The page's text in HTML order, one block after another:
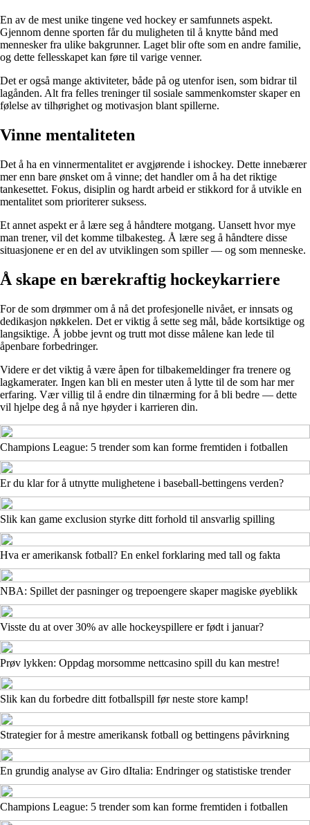
En av de mest unike tingene ved hockey er samfunnets aspekt.
Gjennom denne sporten får du muligheten til å knytte bånd med
mennesker fra ulike bakgrunner. Laget blir ofte som en andre familie,
og dette fellesskapet kan føre til varige venner.
Det er også mange aktiviteter, både på og utenfor isen, som bidrar til
lagånden. Alt fra felles treninger til sosiale sammenkomster skaper en
følelse av tilhørighet og motivasjon blant spillerne.
Vinne mentaliteten
Det å ha en vinnermentalitet er avgjørende i ishockey. Dette innebærer
mer enn bare ønsket om å vinne; det handler om å ha det riktige
tankesettet. Fokus, disiplin og hardt arbeid er stikkord for å utvikle en
mentalitet som prioriterer suksess.
Et annet aspekt er å lære seg å håndtere motgang. Uansett hvor mye
man trener, vil det komme tilbakesteg. Å lære seg å håndtere disse
situasjonene er en del av utviklingen som spiller — og som menneske.
Å skape en bærekraftig hockeykarriere
For de som drømmer om å nå det profesjonelle nivået, er innsats og
dedikasjon nøkkelen. Det er viktig å sette seg mål, både kortsiktige og
langsiktige. Å jobbe jevnt og trutt mot disse målene kan lede til
åpenbare forbedringer.
Videre er det viktig å være åpen for tilbakemeldinger fra trenere og
lagkamerater. Ingen kan bli en mester uten å lytte til de som har mer
erfaring. Vær villig til å endre din tilnærming for å bli bedre — dette
vil hjelpe deg å nå nye høyder i karrieren din.
Champions League: 5 trender som kan forme fremtiden i fotballen
Er du klar for å utnytte mulighetene i baseball-bettingens verden?
Slik kan game exclusion styrke ditt forhold til ansvarlig spilling
Hva er amerikansk fotball? En enkel forklaring med tall og fakta
NBA: Spillet der pasninger og trepoengere skaper magiske øyeblikk
Visste du at over 30% av alle hockeyspillere er født i januar?
Prøv lykken: Oppdag morsomme nettcasino spill du kan mestre!
Slik kan du forbedre ditt fotballspill før neste store kamp!
Strategier for å mestre amerikansk fotball og bettingens påvirkning
En grundig analyse av Giro dItalia: Endringer og statistiske trender
Champions League: 5 trender som kan forme fremtiden i fotballen